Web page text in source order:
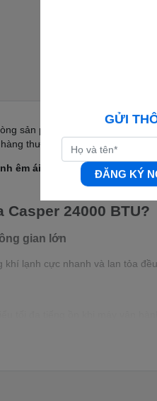
sản phẩm công suất lớn,
thương mại.
êm ái, tiết kiệm điện năng
Casper 24000 BTU?
gian lớn
lạnh cực nhanh và lan tỏa
GỬI
ĐĂNG KÝ